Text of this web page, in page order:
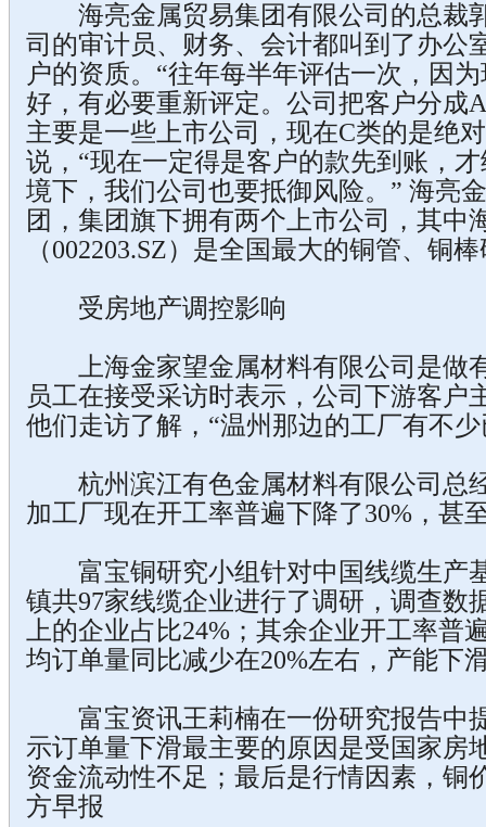
海亮金属贸易集团有限公司的总裁
司的审计员、财务、会计都叫到了办公
户的资质。“往年每半年评估一次，因
好，有必要重新评定。公司把客户分成
主要是一些上市公司，现在C类的是绝
说，“现在一定得是客户的款先到账，
境下，我们公司也要抵御风险。” 海亮
团，集团旗下拥有两个上市公司，其中
（002203.SZ）是全国最大的铜管、铜
受房地产调控影响
上海金家望金属材料有限公司是做
员工在接受采访时表示，公司下游客户
他们走访了解，“温州那边的工厂有不
杭州滨江有色金属材料有限公司总
加工厂现在开工率普遍下降了30%，甚
富宝铜研究小组针对中国线缆生产
镇共97家线缆企业进行了调研，调查数
上的企业占比24%；其余企业开工率普
均订单量同比减少在20%左右，产能下
富宝资讯王莉楠在一份研究报告中
示订单量下滑最主要的原因是受国家房
资金流动性不足；最后是行情因素，铜
方早报